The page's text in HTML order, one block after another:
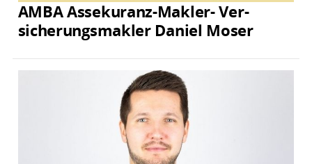
AMBA Assekuranz-Makler- Ver­
sicherungs­makler Daniel Moser